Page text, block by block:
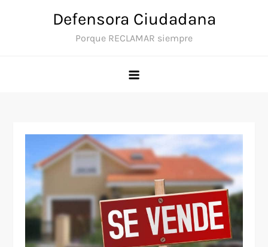
Defensora Ciudadana
Porque RECLAMAR siempre